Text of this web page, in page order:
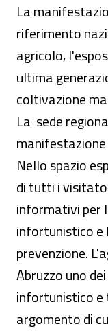
La
riferimento
agricolo,
ultima
coltivazione
La sede
Nello spazio
di tutti i
informativi per
infortunistico e
prevenzione.
Abruzzo uno
infortunistico
argomento di